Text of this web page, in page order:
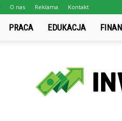
O nas Reklama Kontakt
PRACA EDUKACJA